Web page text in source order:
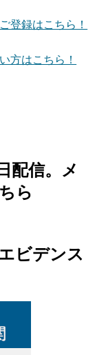
登録はこちら！
方はこちら！
配信。メ
ら
ビデンス